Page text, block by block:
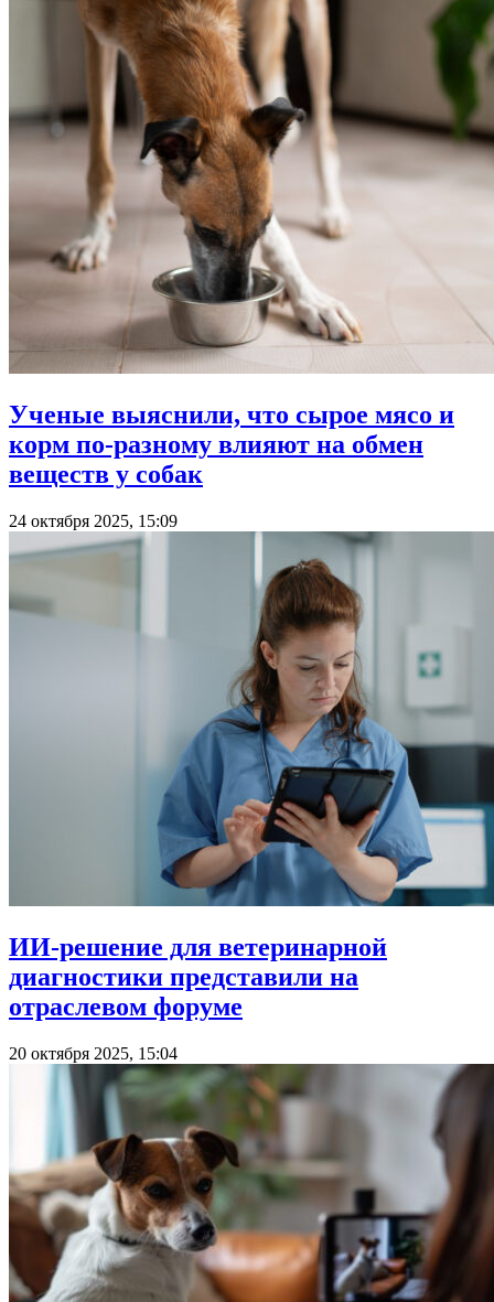
Ученые выяснили, что сырое мясо и
корм по-разному влияют на обмен
веществ у собак
24 октября 2025, 15:09
ИИ-решение для ветеринарной
диагностики представили на
отраслевом форуме
20 октября 2025, 15:04